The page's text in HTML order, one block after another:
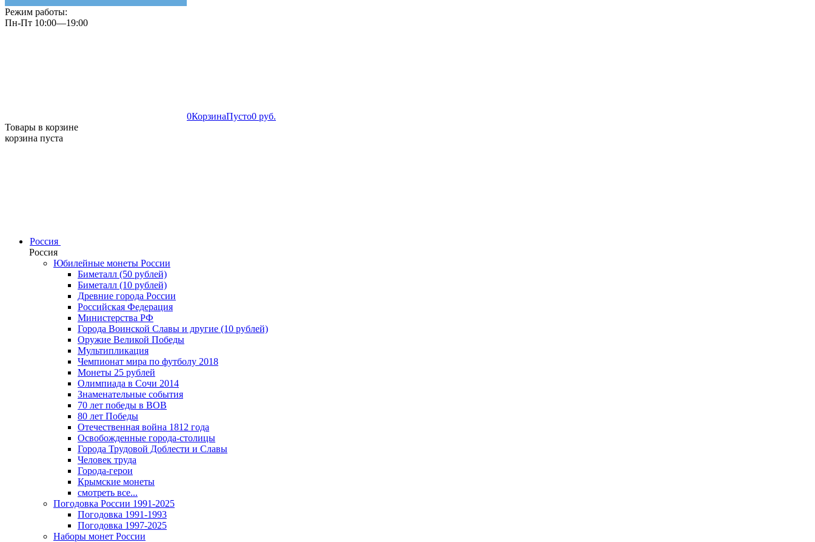
Режим работы:
Пн-Пт 10:00—19:00
0КорзинаПусто0 руб.
Товары в корзине
корзина пуста
Россия
Россия
Юбилейные монеты России
Биметалл (50 рублей)
Биметалл (10 рублей)
Древние города России
Российская Федерация
Министерства РФ
Города Воинской Славы и другие (10 рублей)
Оружие Великой Победы
Мультипликация
Чемпионат мира по футболу 2018
Монеты 25 рублей
Олимпиада в Сочи 2014
Знаменательные события
70 лет победы в ВОВ
80 лет Победы
Отечественная война 1812 года
Освобожденные города-столицы
Города Трудовой Доблести и Славы
Человек труда
Города-герои
Крымские монеты
смотреть все...
Погодовка России 1991-2025
Погодовка 1991-1993
Погодовка 1997-2025
Наборы монет России